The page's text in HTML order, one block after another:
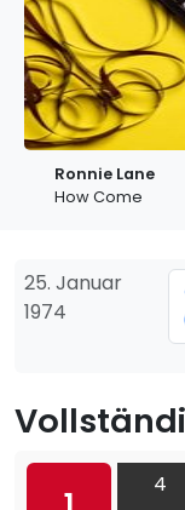
Ronnie Lane
How Come
25. Januar
1974
4